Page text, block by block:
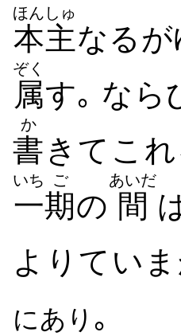
本主
ほんしゅ
なるが
属
ぞく
す｡ なら
書
か
きてこれ
一
いち
期
ご
の 間
あいだ
よりてい
にあり ｡